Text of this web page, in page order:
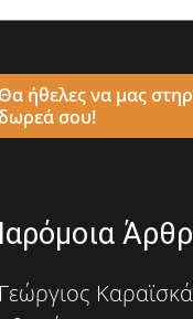
ήθελες να μας
σου!